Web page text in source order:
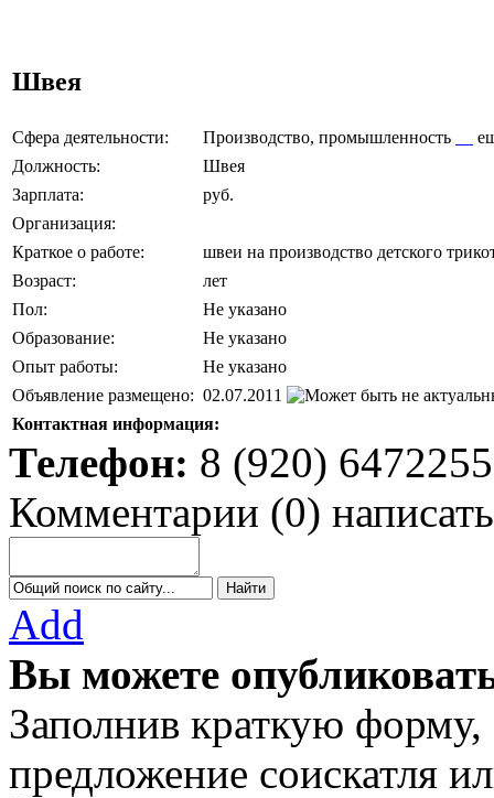
Швея
Сфера деятельности: Производство, промышленность
Должность:
Швея
Зарплата:
руб.
Организация:
Краткое о работе:
швеи на производство детского
Возраст:
лет
Пол:
Не указано
Образование:
Не указано
Опыт работы:
Не указано
Объявление размещено: 02.07.2011
Контактная информация:
Телефон: 8 (920)
Комментарии (0) написать
Add
Вы можете
Заполнив краткую
предложение соискатля